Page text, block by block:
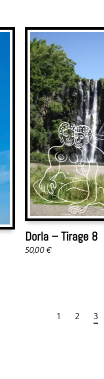
Dorla – Tirage 8
50,00 €
1 2 3